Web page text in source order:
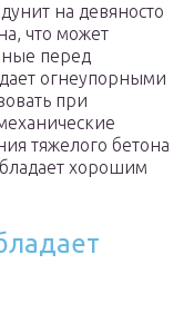
на девяносто
что может
перед
огнеупорными
при
тяжелого бетона
хорошим